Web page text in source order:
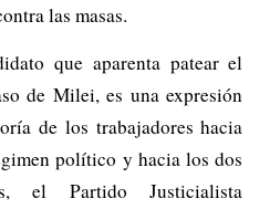
las masas.
que aparenta patear el
de Milei, es una expresión
de los trabajadores hacia
político y hacia los dos
el Partido Justicialista